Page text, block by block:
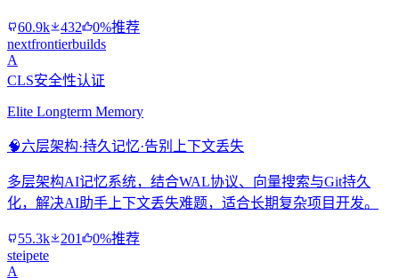
60.9k 432
0%推荐
nextfrontierbuilds
A
CLS安全性认证
Elite Longterm Memory
🧠六层架构·持久记忆·告别上下文丢失
多层架构AI记忆系统，结合WAL协议、向量搜索与Git持久
化，解决AI助手上下文丢失难题，适合长期复杂项目开发。
55.3k 201
0%推荐
steipete
A